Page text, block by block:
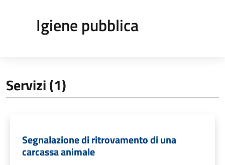
Igiene pubblica
Servizi (1)
Segnalazione di ritrovamento di una
carcassa animale